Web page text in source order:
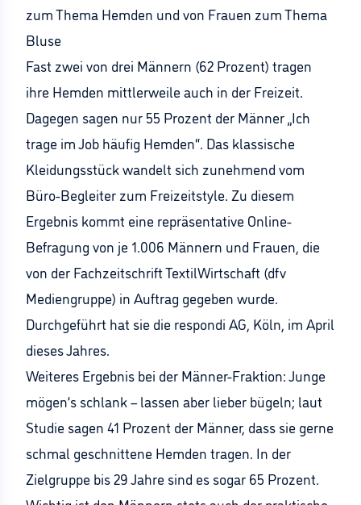
zum Thema Hemden und von Frauen zum Thema
Bluse
Fast zwei von drei Männern (62 Prozent) tragen
ihre Hemden mittlerweile auch in der Freizeit.
Dagegen sagen nur 55 Prozent der Männer „Ich
trage im Job häufig Hemden“. Das klassische
Kleidungsstück wandelt sich zunehmend vom
Büro-Begleiter zum Freizeitstyle. Zu diesem
Ergebnis kommt eine repräsentative Online-
Befragung von je 1.006 Männern und Frauen, die
von der Fachzeitschrift TextilWirtschaft (dfv
Mediengruppe) in Auftrag gegeben wurde.
Durchgeführt hat sie die respondi AG, Köln, im April
dieses Jahres.
Weiteres Ergebnis bei der Männer-Fraktion: Junge
mögen’s schlank – lassen aber lieber bügeln; laut
Studie sagen 41 Prozent der Männer, dass sie gerne
schmal geschnittene Hemden tragen. In der
Zielgruppe bis 29 Jahre sind es sogar 65 Prozent.